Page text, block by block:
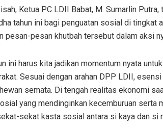
Ketua PC LDII Babat, M. Sumarlin
tahun ini bagi penguatan sosial di tingkat
pesan-pesan khutbah tersebut dalam aksi
ini harus kita jadikan momentum nyata
Sesuai dengan arahan DPP LDII,
semata. Di tengah realitas ekonomi
yang mendinginkan kecemburuan serta
sekat kasta sosial antara si kaya dan si